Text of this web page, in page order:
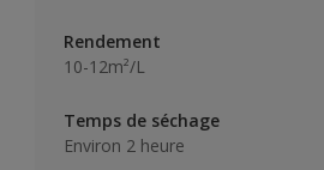
Rendement
10-12m²/L
Temps de séchage
Environ 2 heure